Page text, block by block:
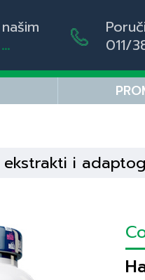
...
011/
ekstrakti i